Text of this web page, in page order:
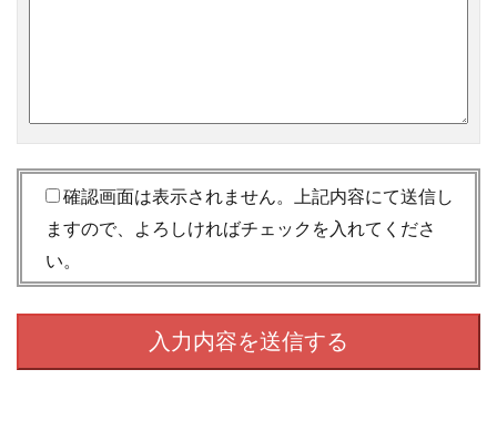
確認画面は表示されません。上記内容にて送信し
ますので、よろしければチェックを入れてくださ
い。